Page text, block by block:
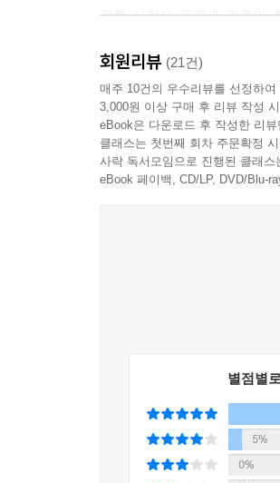
전통 사찰은 공간과 건축의
경계를 무너뜨린 열린 공간
것이다.
책은 사찰이 종교적 공간이
세월을 넘어 전해진 전통사
전통사찰이 전하는 포용과
까닭이고 이 책이 나온 이유이
작가는 이 책을 통해 전통사
회원리뷰 (21건)
매주 10건의 우수리뷰를 선정하
3,000원 이상 구매 후 리뷰 작성 시
eBook은 다운로드 후 작성한 리
클래스는 첫번째 회차 주문확정
사락 독서모임으로 진행된 클래
eBook 페이백, CD/LP, DVD/Blu-
별점별
5%
0%